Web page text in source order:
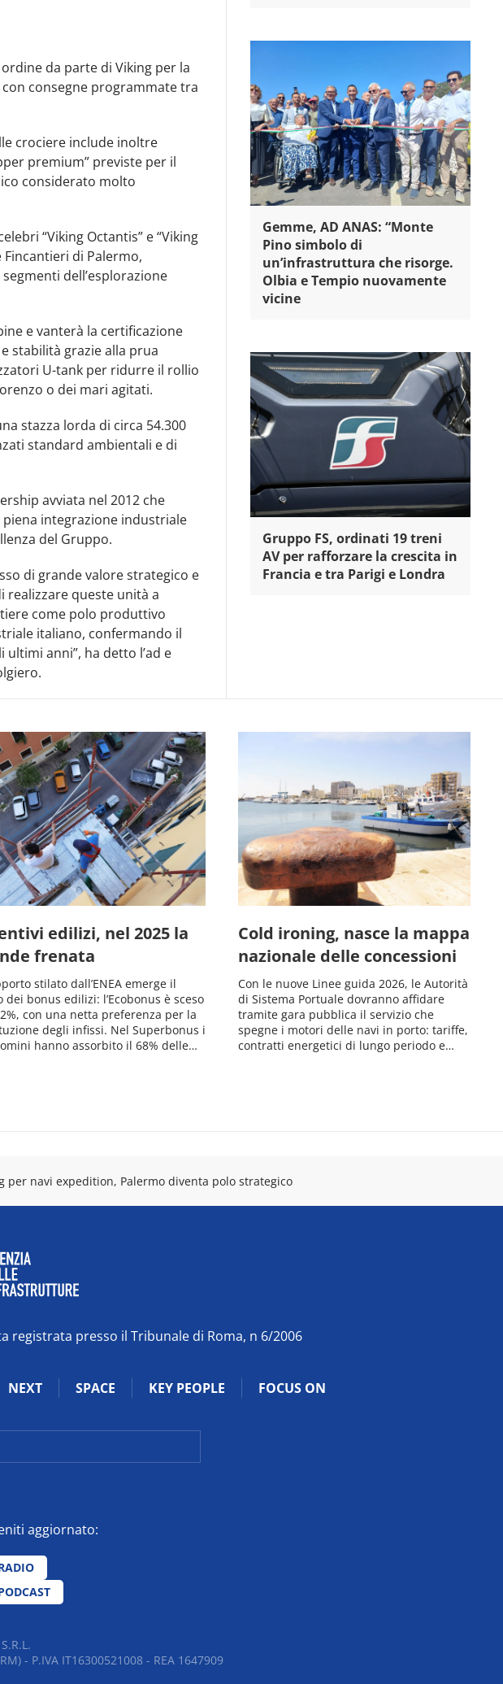
da parte di Viking per la
consegne programmate tra
crociere include inoltre
premium” previste per il
considerato molto
“Viking Octantis” e “Viking
di Palermo,
dell’esplorazione
e vanterà la certificazione
stabilità grazie alla prua
U-tank per ridurre il rollio
o dei mari agitati.
stazza lorda di circa 54.300
standard ambientali e di
avviata nel 2012 che
integrazione industriale
del Gruppo.
di grande valore strategico e
realizzare queste unità a
come polo produttivo
italiano, confermando il
anni”, ha detto l’ad e
Gemme, AD ANAS: “Monte
Pino simbolo di
un’infrastruttura che risorge.
Olbia e Tempio nuovamente
vicine
Gruppo FS, ordinati 19 treni
AV per rafforzare la crescita in
Francia e tra Parigi e Londra
edilizi, nel 2025 la
frenata
stilato dall’ENEA emerge il
dei bonus edilizi: l’Ecobonus è sceso
con una netta preferenza per la
degli infissi. Nel Superbonus i
hanno assorbito il 68% delle…
Cold ironing, nasce la mappa
nazionale delle concessioni
Con le nuove Linee guida 2026, le Autorità
di Sistema Portuale dovranno affidare
tramite gara pubblica il servizio che
spegne i motori delle navi in porto: tariffe,
contratti energetici di lungo periodo e…
per navi expedition, Palermo diventa polo strategico
registrata presso il Tribunale di Roma, n 6/2006
NEXT SPACE KEY PEOPLE FOCUS ON
aggiornato:
- P.IVA IT16300521008 - REA 1647909